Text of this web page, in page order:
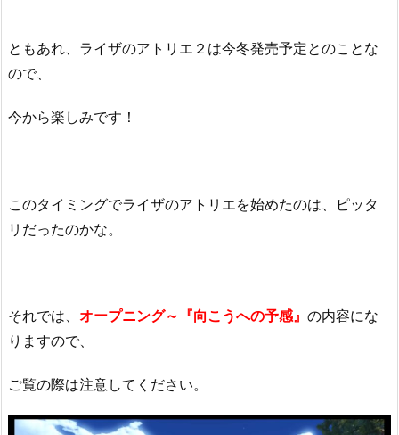
ともあれ、ライザのアトリエ２は今冬発売予定とのことな
ので、
今から楽しみです！
このタイミングでライザのアトリエを始めたのは、ピッタ
リだったのかな。
それでは、 オープニング～『向こうへの予感』 の内容にな
りますので、
ご覧の際は注意してください。